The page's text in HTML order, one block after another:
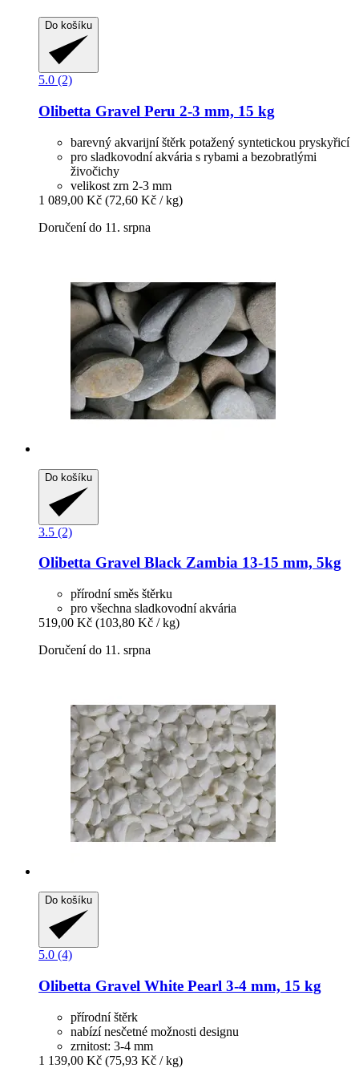
Do košíku
5.0 (2)
Olibetta Gravel Peru 2-​3 mm, 15 kg
barevný akvarijní štěrk potažený syntetickou pryskyřicí
pro sladkovodní akvária s rybami a bezobratlými
živočichy
velikost zrn 2-3 mm
1 089,00 Kč (72,60 Kč / kg)
Doručení do 11. srpna
Do košíku
3.5 (2)
Olibetta Gravel Black Zambia 13-​15 mm, 5kg
přírodní směs štěrku
pro všechna sladkovodní akvária
519,00 Kč (103,80 Kč / kg)
Doručení do 11. srpna
Do košíku
5.0 (4)
Olibetta Gravel White Pearl 3-​4 mm, 15 kg
přírodní štěrk
nabízí nesčetné možnosti designu
zrnitost: 3-4 mm
1 139,00 Kč (75,93 Kč / kg)